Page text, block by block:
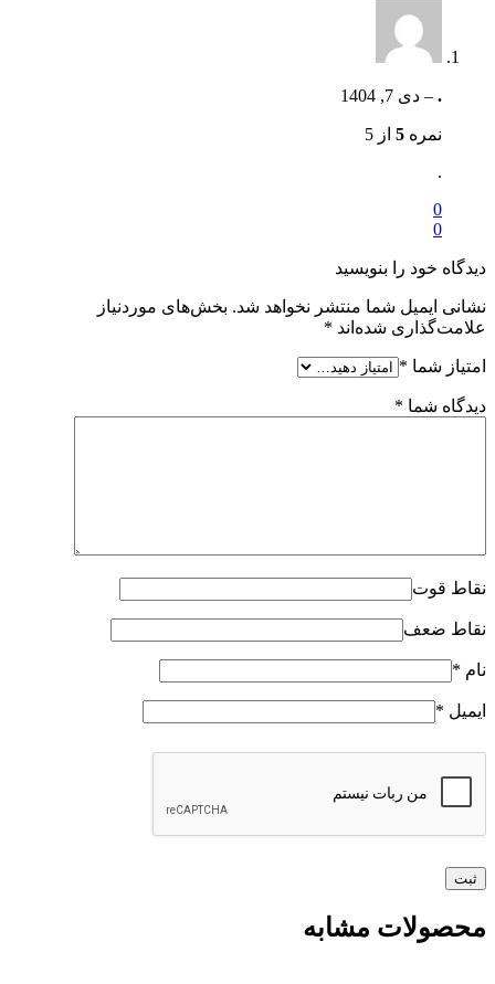
.
– دی 7, 1404
نمره 5 از 5
.
0
0
دیدگاه خود را بنویسید
نشانی ایمیل شما منتشر نخواهد شد. بخش‌های موردنیاز
علامت‌گذاری شده‌اند *
امتیاز شما *
دیدگاه شما *
نقاط قوت
نقاط ضعف
نام *
ایمیل *
محصولات مشابه